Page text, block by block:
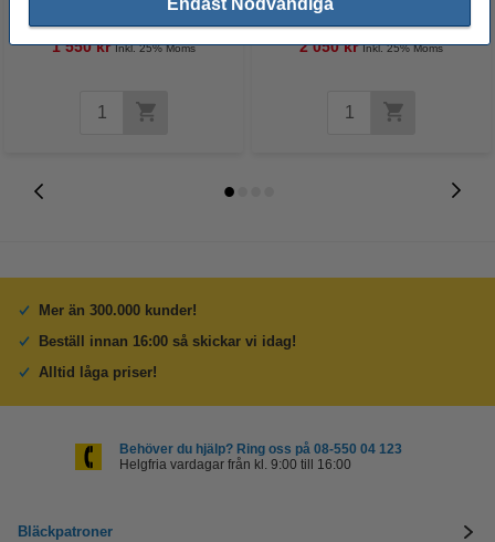
1 550 kr Inkl. 25% Moms 2 050 kr Inkl. 25% Moms
Mer än 300.000 kunder!
Beställ innan 16:00 så skickar vi idag!
Alltid låga priser!
Behöver du hjälp? Ring oss på 08-550 04 123
Helgfria vardagar från kl. 9:00 till 16:00
Bläckpatroner